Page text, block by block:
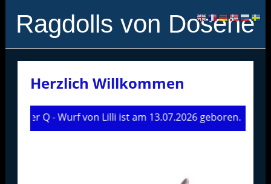
Ragdolls von Dosene
Herzlich Willkommen
Der Q - Wurf von Lilli ist am 13.07.2026 geboren.